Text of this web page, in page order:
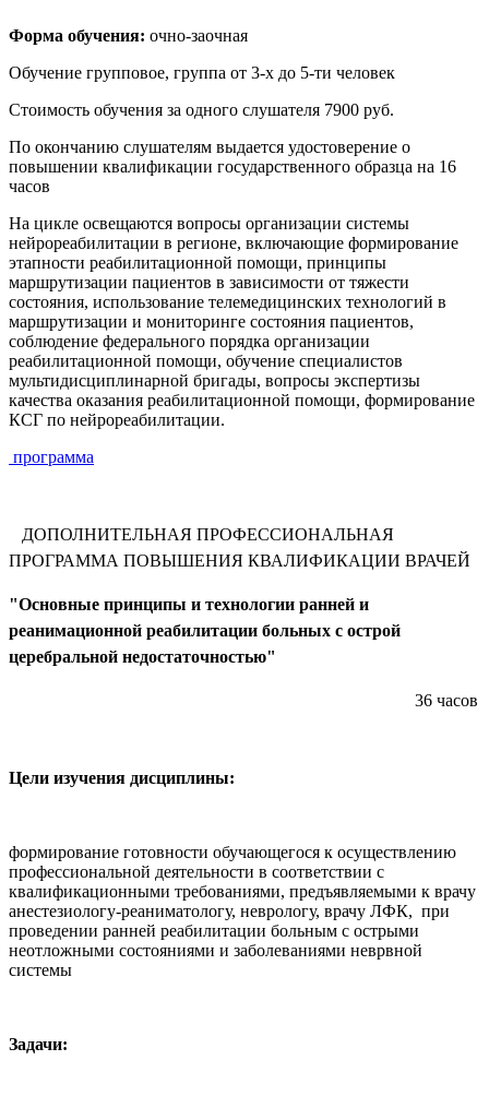
Форма обучения: очно-заочная
Обучение групповое, группа от 3-х до 5-ти человек
Стоимость обучения за одного слушателя 7900 руб.
По окончанию слушателям выдается удостоверение о
повышении квалификации государственного образца на 16
часов
На цикле освещаются вопросы организации системы
нейрореабилитации в регионе, включающие формирование
этапности реабилитационной помощи, принципы
маршрутизации пациентов в зависимости от тяжести
состояния, использование телемедицинских технологий в
маршрутизации и мониторинге состояния пациентов,
соблюдение федерального порядка организации
реабилитационной помощи, обучение специалистов
мультидисциплинарной бригады, вопросы экспертизы
качества оказания реабилитационной помощи, формирование
КСГ по нейрореабилитации.
программа
ДОПОЛНИТЕЛЬНАЯ ПРОФЕССИОНАЛЬНАЯ
ПРОГРАММА ПОВЫШЕНИЯ КВАЛИФИКАЦИИ ВРАЧЕЙ
"Основные принципы и технологии ранней и
реанимационной реабилитации больных с острой
церебральной недостаточностью"
36 часов
Цели изучения дисциплины:
формирование готовности обучающегося к осуществлению
профессиональной деятельности в соответствии с
квалификационными требованиями, предъявляемыми к врачу
анестезиологу-реаниматологу, неврологу, врачу ЛФК, при
проведении ранней реабилитации больным с острыми
неотложными состояниями и заболеваниями неврвной
системы
Задачи: